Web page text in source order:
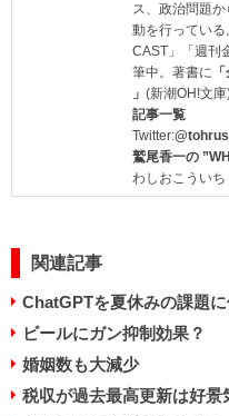
ス、政治問題
動を行ってい
CAST」「週刊
筆中。著書に
」 (新潮OH!文庫)
記事一覧
Twitter:
鷲尾香一の
わしおこういち
関連記事
ChatGPTを夏休みの課題に
ビールにガン抑制効果？
婚姻数も大減少
税収が過去最高更新は好景